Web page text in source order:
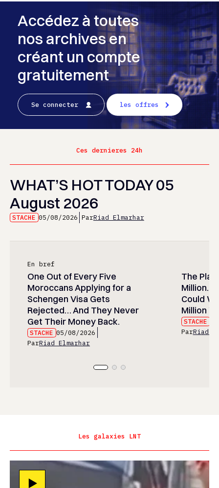
Accédez à toutes
nos archives en
créant un compte
gratuitement
Se connecter les offres
Ces dernieres 24h
WHAT’S HOT TODAY 05
August 2026
STACHE 05/08/2026 ParRiad Elmarhar
En bref
One Out of Every Five
Moroccans Applying for a
Schengen Visa Gets
Rejected… And They Never
Get Their Money Back.
STACHE 05/08/2026
ParRiad Elmarhar
The
Million…
Could
Million
STACHE
ParRiad
Les galaxies LNT